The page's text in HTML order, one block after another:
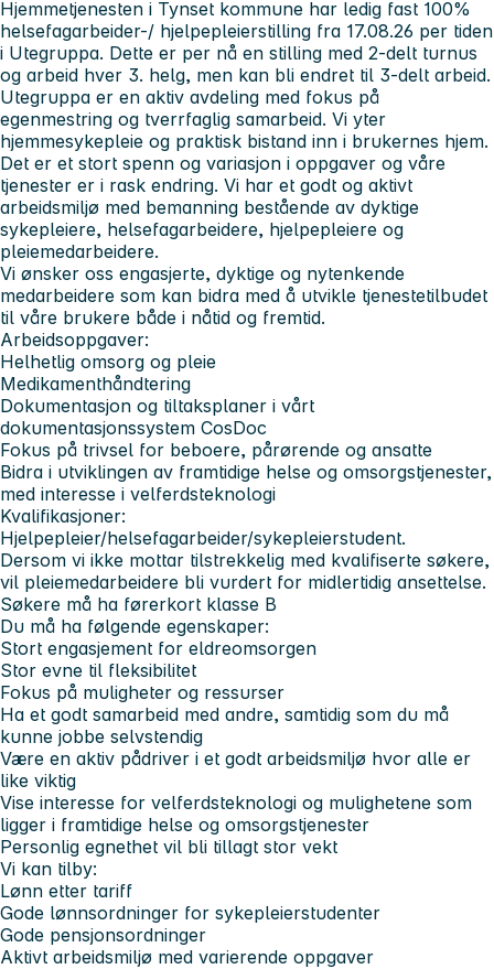
Hjemmetjenesten i Tynset kommune har ledig fast 100%
helsefagarbeider-/ hjelpepleierstilling fra 17.08.26 per tiden
i Utegruppa. Dette er per nå en stilling med 2-delt turnus
og arbeid hver 3. helg, men kan bli endret til 3-delt arbeid.
Utegruppa er en aktiv avdeling med fokus på
egenmestring og tverrfaglig samarbeid. Vi yter
hjemmesykepleie og praktisk bistand inn i brukernes hjem.
Det er et stort spenn og variasjon i oppgaver og våre
tjenester er i rask endring. Vi har et godt og aktivt
arbeidsmiljø med bemanning bestående av dyktige
sykepleiere, helsefagarbeidere, hjelpepleiere og
pleiemedarbeidere.
Vi ønsker oss engasjerte, dyktige og nytenkende
medarbeidere som kan bidra med å utvikle tjenestetilbudet
til våre brukere både i nåtid og fremtid.
Arbeidsoppgaver:
Helhetlig omsorg og pleie
Medikamenthåndtering
Dokumentasjon og tiltaksplaner i vårt
dokumentasjonssystem CosDoc
Fokus på trivsel for beboere, pårørende og ansatte
Bidra i utviklingen av framtidige helse og omsorgstjenester,
med interesse i velferdsteknologi
Kvalifikasjoner:
Hjelpepleier/helsefagarbeider/sykepleierstudent.
Dersom vi ikke mottar tilstrekkelig med kvalifiserte søkere,
vil pleiemedarbeidere bli vurdert for midlertidig ansettelse.
Søkere må ha førerkort klasse B
Du må ha følgende egenskaper:
Stort engasjement for eldreomsorgen
Stor evne til fleksibilitet
Fokus på muligheter og ressurser
Ha et godt samarbeid med andre, samtidig som du må
kunne jobbe selvstendig
Være en aktiv pådriver i et godt arbeidsmiljø hvor alle er
like viktig
Vise interesse for velferdsteknologi og mulighetene som
ligger i framtidige helse og omsorgstjenester
Personlig egnethet vil bli tillagt stor vekt
Vi kan tilby:
Lønn etter tariff
Gode lønnsordninger for sykepleierstudenter
Gode pensjonsordninger
Aktivt arbeidsmiljø med varierende oppgaver